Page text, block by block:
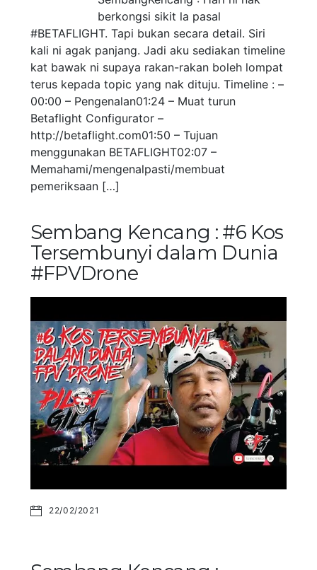
berkongsi sikit la pasal
#BETAFLIGHT. Tapi bukan secara detail. Siri
kali ni agak panjang. Jadi aku sediakan timeline
kat bawak ni supaya rakan-rakan boleh lompat
terus kepada topic yang nak dituju. Timeline : –
00:00 – Pengenalan01:24 – Muat turun
Betaflight Configurator –
http://betaflight.com01:50 – Tujuan
menggunakan BETAFLIGHT02:07 –
Memahami/mengenalpasti/membuat
pemeriksaan […]
Sembang Kencang : #6 Kos
Tersembunyi dalam Dunia
#FPVDrone
22/02/2021